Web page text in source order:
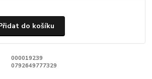
do košíku
000019239
0792649777329